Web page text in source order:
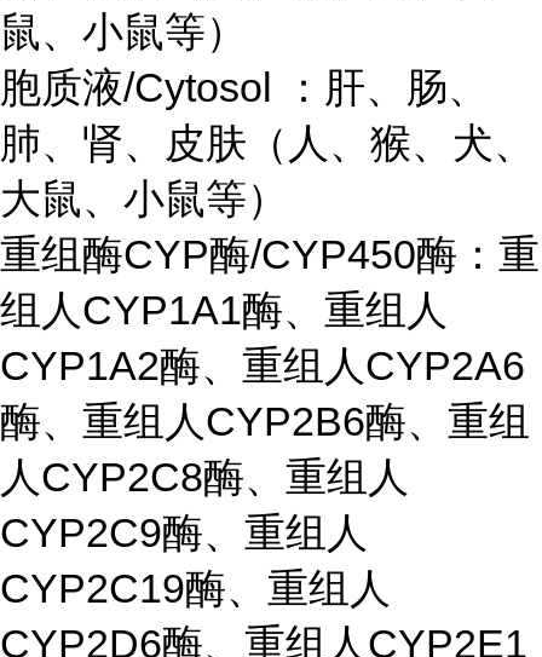
鼠、小鼠等）
胞质液/Cytosol ：肝、肠、
肺、肾、皮肤（人、猴、犬、
大鼠、小鼠等）
重组酶CYP酶/CYP450酶：重
组人CYP1A1酶、重组人
CYP1A2酶、重组人CYP2A6
酶、重组人CYP2B6酶、重组
人CYP2C8酶、重组人
CYP2C9酶、重组人
CYP2C19酶、重组人
CYP2D6酶、重组人CYP2E1